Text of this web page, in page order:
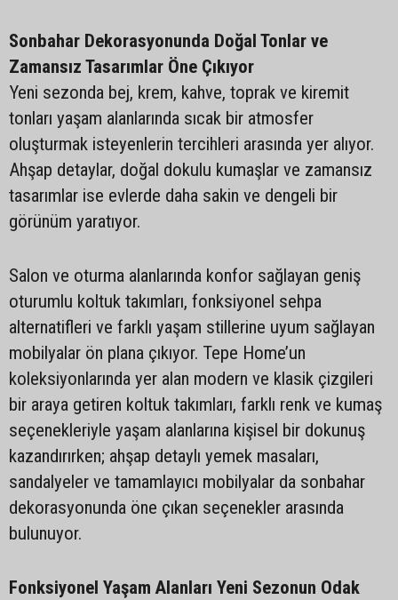
Sonbahar Dekorasyonunda Doğal Tonlar ve
Zamansız Tasarımlar Öne Çıkıyor
Yeni sezonda bej, krem, kahve, toprak ve kiremit
tonları yaşam alanlarında sıcak bir atmosfer
oluşturmak isteyenlerin tercihleri arasında yer alıyor.
Ahşap detaylar, doğal dokulu kumaşlar ve zamansız
tasarımlar ise evlerde daha sakin ve dengeli bir
görünüm yaratıyor.
Salon ve oturma alanlarında konfor sağlayan geniş
oturumlu koltuk takımları, fonksiyonel sehpa
alternatifleri ve farklı yaşam stillerine uyum sağlayan
mobilyalar ön plana çıkıyor. Tepe Home’un
koleksiyonlarında yer alan modern ve klasik çizgileri
bir araya getiren koltuk takımları, farklı renk ve kumaş
seçenekleriyle yaşam alanlarına kişisel bir dokunuş
kazandırırken; ahşap detaylı yemek masaları,
sandalyeler ve tamamlayıcı mobilyalar da sonbahar
dekorasyonunda öne çıkan seçenekler arasında
bulunuyor.
Fonksiyonel Yaşam Alanları Yeni Sezonun Odak